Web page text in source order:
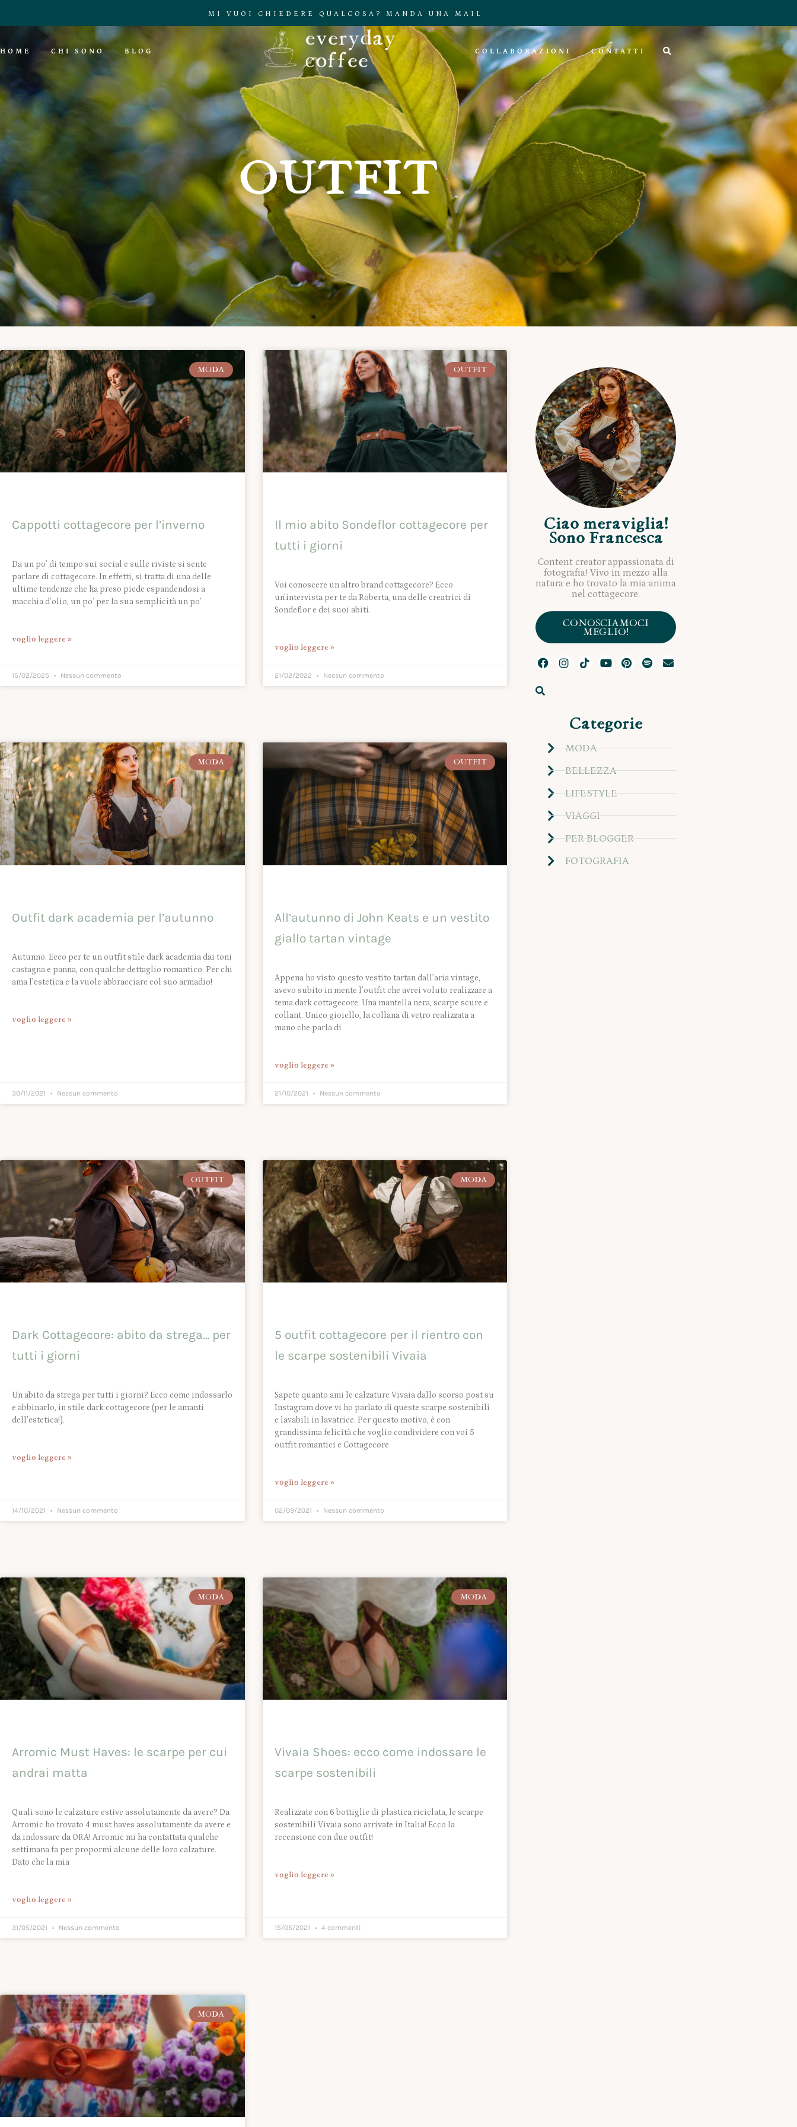
MI VUOI CHIEDERE QUALCOSA? MANDA UNA MAIL
HOME CHI SONO BLOG COLLABORAZIONI CONTATTI
OUTFIT
MODA
Cappotti cottagecore per l’inverno
Da un po’ di tempo sui social e sulle riviste si sente
parlare di cottagecore. In effetti, si tratta di una delle
ultime tendenze che ha preso piede espandendosi a
macchia d’olio, un po’ per la sua semplicità un po’
voglio leggere »
15/02/2025 Nessun commento
OUTFIT
Il mio abito Sondeflor cottagecore per
tutti i giorni
Voi conoscere un altro brand cottagecore? Ecco
un’intervista per te da Roberta, una delle creatrici di
Sondeflor e dei suoi abiti.
voglio leggere »
21/02/2022 Nessun commento
MODA
Outfit dark academia per l’autunno
Autunno. Ecco per te un outfit stile dark academia dai toni
castagna e panna, con qualche dettaglio romantico. Per chi
ama l’estetica e la vuole abbracciare col suo armadio!
voglio leggere »
30/11/2021 Nessun commento
OUTFIT
All’autunno di John Keats e un vestito
giallo tartan vintage
Appena ho visto questo vestito tartan dall’aria vintage,
avevo subito in mente l’outfit che avrei voluto realizzare a
tema dark cottagecore. Una mantella nera, scarpe scure e
collant. Unico gioiello, la collana di vetro realizzata a
mano che parla di
voglio leggere »
21/10/2021 Nessun commento
OUTFIT
Dark Cottagecore: abito da strega… per
tutti i giorni
Un abito da strega per tutti i giorni? Ecco come indossarlo
e abbinarlo, in stile dark cottagecore (per le amanti
dell’estetica!).
voglio leggere »
14/10/2021 Nessun commento
MODA
5 outfit cottagecore per il rientro con
le scarpe sostenibili Vivaia
Sapete quanto ami le calzature Vivaia dallo scorso post su
Instagram dove vi ho parlato di queste scarpe sostenibili
e lavabili in lavatrice. Per questo motivo, è con
grandissima felicità che voglio condividere con voi 5
outfit romantici e Cottagecore
voglio leggere »
02/09/2021 Nessun commento
MODA
Arromic Must Haves: le scarpe per cui
andrai matta
Quali sono le calzature estive assolutamente da avere? Da
Arromic ho trovato 4 must haves assolutamente da avere e
da indossare da ORA! Arromic mi ha contattata qualche
settimana fa per propormi alcune delle loro calzature.
Dato che la mia
voglio leggere »
31/05/2021 Nessun commento
MODA
Vivaia Shoes: ecco come indossare le
scarpe sostenibili
Realizzate con 6 bottiglie di plastica riciclata, le scarpe
sostenibili Vivaia sono arrivate in Italia! Ecco la
recensione con due outfit!
voglio leggere »
15/05/2021 4 commenti
MODA
Ciao meraviglia!
Sono Francesca
Content creator appassionata di
fotografia! Vivo in mezzo alla
natura e ho trovato la mia anima
nel cottagecore.
CONOSCIAMOCI
MEGLIO!
Categorie
MODA
BELLEZZA
LIFESTYLE
VIAGGI
PER BLOGGER
FOTOGRAFIA